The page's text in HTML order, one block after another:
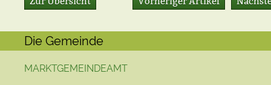
Die Gemeinde
MARKTGEMEINDEAMT